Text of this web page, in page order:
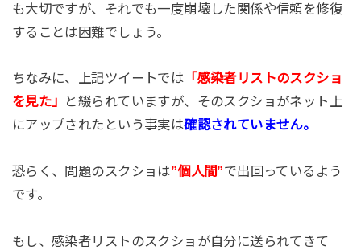
も大切ですが、それでも一度崩壊した関係や信頼を修復
することは困難でしょう。
ちなみに、上記ツイートでは 「感染者リストのスクショ
を見た」
と綴られていますが、そのスクショがネット上
にアップされたという事実は確認されていません。
恐らく、問題のスクショは”個人間”で出回っているよう
です。
もし、感染者リストのスクショが自分に送られてきて